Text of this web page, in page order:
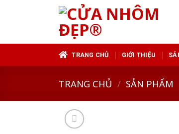
TRANG CHỦ GIỚI THIỆU
TRANG CHỦ / SẢN PHẨM